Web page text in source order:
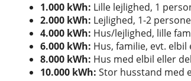
1.000 kWh: Lille lejlighed, 1
2.000 kWh: Lejlighed, 1-2
4.000 kWh: Hus/lejlighed, lille
6.000 kWh: Hus, familie, evt.
8.000 kWh: Hus med elbil eller
10.000 kWh: Stor husstand med